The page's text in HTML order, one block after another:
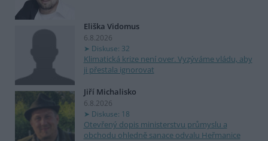
Eliška Vidomus
6.8.2026
Diskuse: 32
Klimatická krize není over. Vyzýváme vládu, aby
ji přestala ignorovat
Jiří Michalisko
6.8.2026
Diskuse: 18
Otevřený dopis ministerstvu průmyslu a
obchodu ohledně sanace odvalu Heřmanice